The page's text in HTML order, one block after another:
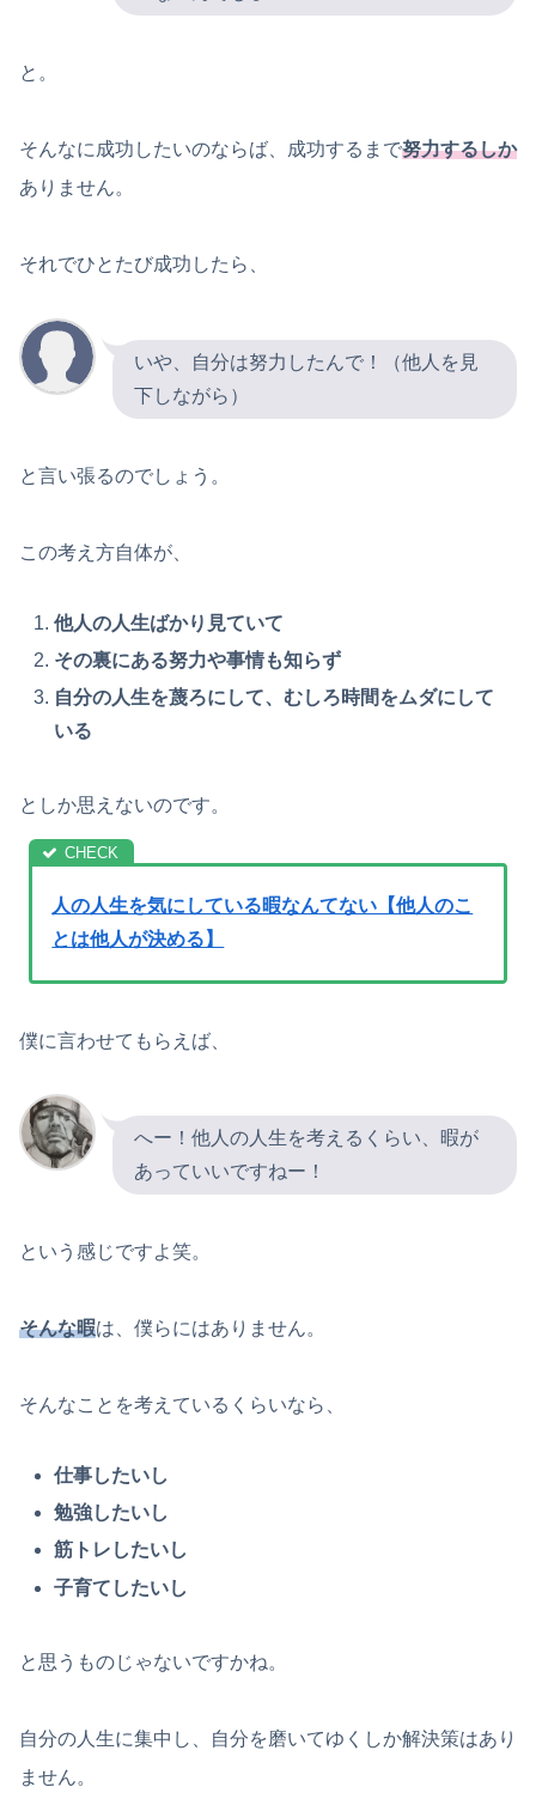
と。
そんなに成功したいのならば、成功するまで努力するしか
ありません。
それでひとたび成功したら、
いや、自分は努力したんで！（他人を見
下しながら）
と言い張るのでしょう。
この考え方自体が、
他人の人生ばかり見ていて
その裏にある努力や事情も知らず
自分の人生を蔑ろにして、むしろ時間をムダにして
いる
としか思えないのです。
人の人生を気にしている暇なんてない【他人のこ
とは他人が決める】
僕に言わせてもらえば、
へー！他人の人生を考えるくらい、暇が
あっていいですねー！
という感じですよ笑。
そんな暇は、僕らにはありません。
そんなことを考えているくらいなら、
仕事したいし
勉強したいし
筋トレしたいし
子育てしたいし
と思うものじゃないですかね。
自分の人生に集中し、自分を磨いてゆくしか解決策はあり
ません。